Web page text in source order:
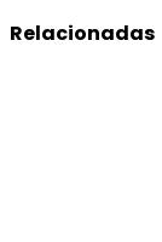
Relacionadas